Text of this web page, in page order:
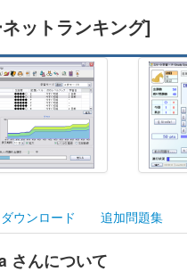
ットランキング]
ダウンロード 追加問題集
さんについて